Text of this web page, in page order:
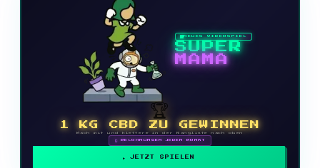
NEUES VIDEOSPIEL
SUPER
MAMA
🏆
1 KG CBD ZU GEWINNEN
Mach mit und klettere in der Rangliste nach oben
🗓 BELOHNUNGEN JEDEN MONAT
JETZT SPIELEN